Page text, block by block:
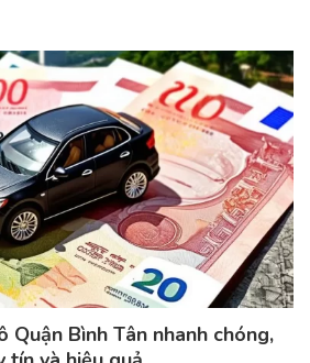
Quận Bình Tân nhanh chóng,